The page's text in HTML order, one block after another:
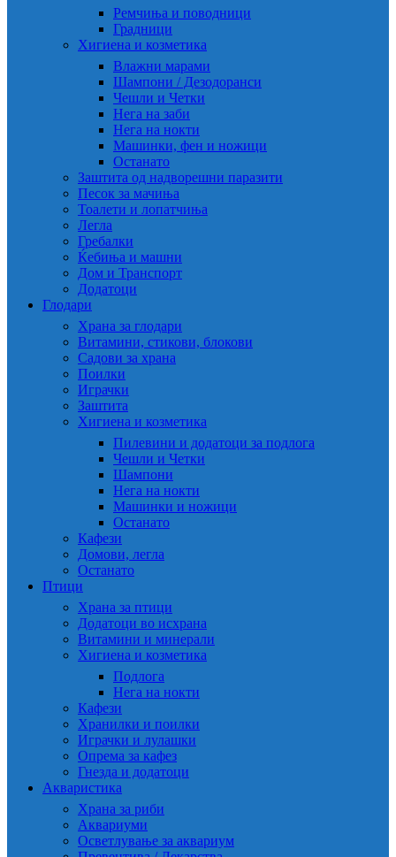
Ремчиња и поводници
Градници
Хигиена и козметика
Влажни марами
Шампони / Дезодоранси
Чешли и Четки
Нега на заби
Нега на нокти
Машинки, фен и ножици
Останато
Заштита од надворешни паразити
Песок за мачиња
Тоалети и лопатчиња
Легла
Гребалки
Ќебиња и машни
Дом и Транспорт
Додатоци
Глодари
Храна за глодари
Витамини, стикови, блокови
Садови за храна
Поилки
Играчки
Заштита
Хигиена и козметика
Пилевини и додатоци за подлога
Чешли и Четки
Шампони
Нега на нокти
Машинки и ножици
Останато
Кафези
Домови, легла
Останато
Птици
Храна за птици
Додатоци во исхрана
Витамини и минерали
Хигиена и козметика
Подлога
Нега на нокти
Кафези
Хранилки и поилки
Играчки и лулашки
Опрема за кафез
Гнезда и додатоци
Акваристика
Храна за риби
Аквариуми
Осветлување за аквариум